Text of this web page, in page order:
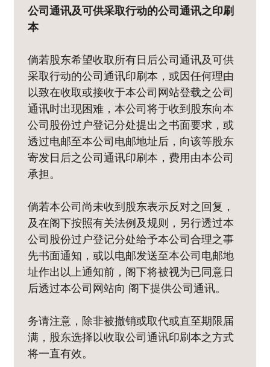
公司通讯及可供采取行动的公司通讯之印刷
本
倘若股东希望收取所有日后公司通讯及可供
采取行动的公司通讯印刷本，或因任何理由
以致在收取或接收于本公司网站登载之公司
通讯时出现困难，本公司将于收到股东向本
公司股份过户登记分处提出之书面要求，或
透过电邮至本公司电邮地址后，向该等股东
寄发日后之公司通讯印刷本，费用由本公司
承担。
倘若本公司尚未收到股东表示反对之回复，
及在阁下按照有关法例及规则，另行透过本
公司股份过户登记分处给予本公司合理之事
先书面通知，或以电邮发送至本公司电邮地
址作出以上通知前，阁下将被视为已同意日
后透过本公司网站向 阁下提供公司通讯。
务请注意，除非被撤销或取代或直至期限届
满，股东选择以收取公司通讯印刷本之方式
将一直有效。